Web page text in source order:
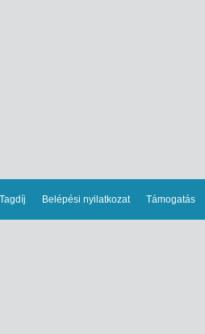
Tagdíj Belépési nyilatkozat Támogatás